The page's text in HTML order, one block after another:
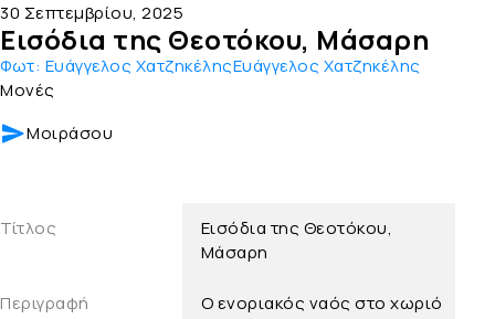
30 Σεπτεμβρίου, 2025
Εισόδια της Θεοτόκου, Μάσαρη
Φωτ: Ευάγγελος ΧατζηκέληςΕυάγγελος Χατζηκέλης
Μονές
Μοιράσου
Τίτλος
Εισόδια της Θεοτόκου,
Μάσαρη
Περιγραφή
Ο ενοριακός ναός στο χωριό